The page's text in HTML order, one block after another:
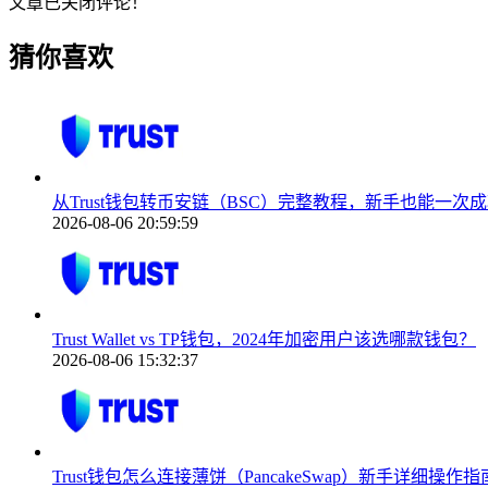
猜你喜欢
从Trust钱包转币安链（BSC）完整教程，新手也能一次
2026-08-06 20:59:59
Trust Wallet vs TP钱包，2024年加密用户该选哪款钱包？
2026-08-06 15:32:37
Trust钱包怎么连接薄饼（PancakeSwap）新手详细操作指